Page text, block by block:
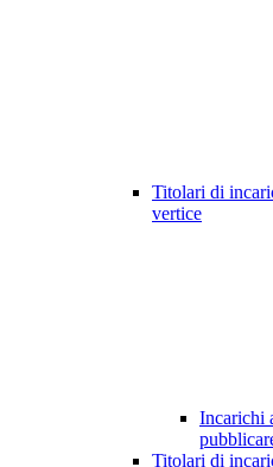
Titolari di
vertice
Incarichi
Titolari di